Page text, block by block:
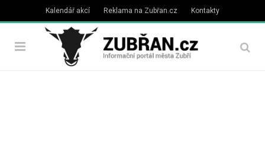
Kalendář akcí Reklama na Zubřan.cz Kontakty